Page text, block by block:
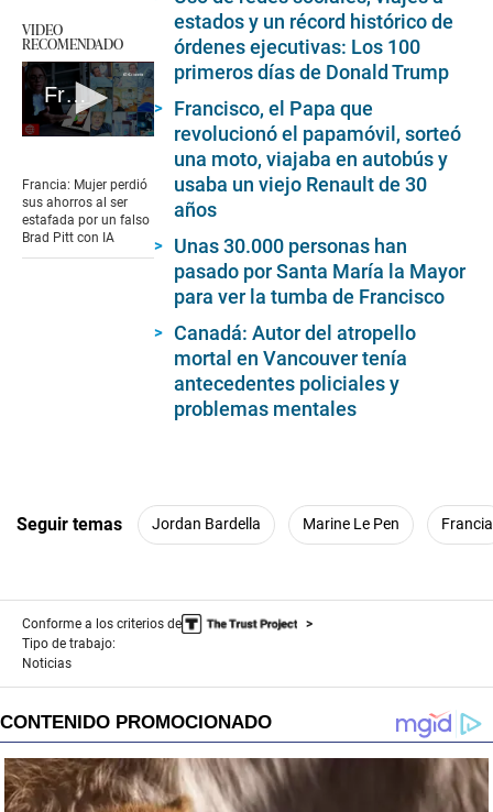
VIDEO
RECOMENDADO
Francia: Mujer perdió sus ahorros al ser estafada por un falso Brad Pitt con IA
of
1
minute,
30
Francia: Mujer perdió
sus ahorros al ser
estafada por un falso
Brad Pitt con IA
estados y un récord histórico de
órdenes ejecutivas: Los 100
primeros días de Donald Trump
Francisco, el Papa que
revolucionó el papamóvil, sorteó
una moto, viajaba en autobús y
usaba un viejo Renault de 30
años
Unas 30.000 personas han
pasado por Santa María la Mayor
para ver la tumba de Francisco
Canadá: Autor del atropello
mortal en Vancouver tenía
antecedentes policiales y
problemas mentales
Seguir temas Jordan Bardella Marine Le Pen Francia
Conforme a los criterios de
Tipo de trabajo:
Noticias